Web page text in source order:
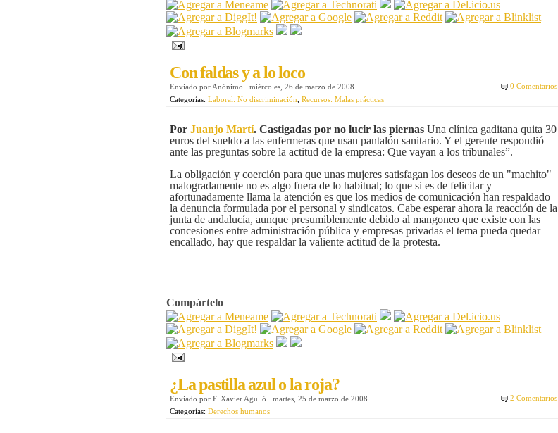
Con faldas y a lo loco
Enviado por Anónimo miércoles, 26 de marzo de 2008
0 Comentarios
Categorías: Laboral: No discriminación Recursos: Malas prácticas
Por Juanjo Martí. Castigadas por no lucir las piernas Una clínica gaditana quita 30
euros del sueldo a las enfermeras que usan pantalón sanitario. Y el gerente respondió
ante las preguntas sobre la actitud de la empresa: Que vayan a los tribunales”.
La obligación y coerción para que unas mujeres satisfagan los deseos de un "machito"
malogradamente no es algo fuera de lo habitual; lo que si es de felicitar y
afortunadamente llama la atención es que los medios de comunicación han respaldado
la denuncia formulada por el personal y sindicatos. Cabe esperar ahora la reacción de la
junta de andalucía, aunque presumiblemente debido al mangoneo que existe con las
concesiones entre administración pública y empresas privadas el tema pueda quedar
encallado, hay que respaldar la valiente actitud de la protesta.
Compártelo
¿La pastilla azul o la roja?
Enviado por F. Xavier Agulló martes, 25 de marzo de 2008
2 Comentarios
Categorías: Derechos humanos